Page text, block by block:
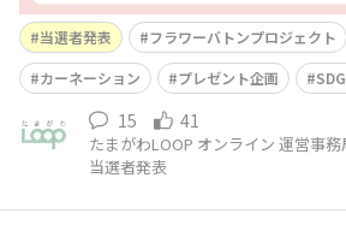
当選者発表 フラワーバトンプロジェクト
カーネーション
プレゼント企画
15 41
たまがわLOOP オンライン 運営事務
当選者発表